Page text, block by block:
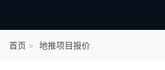
首页 地推项目报价